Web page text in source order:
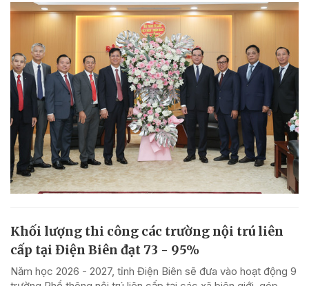
Khối lượng thi công các trường nội trú liên
cấp tại Điện Biên đạt 73 - 95%
Năm học 2026 - 2027, tỉnh Điện Biên sẽ đưa vào hoạt động 9